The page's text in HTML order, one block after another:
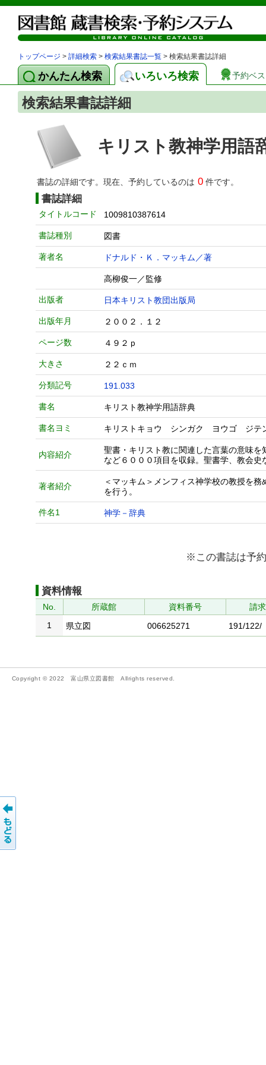
トップページ > 詳細検索 > 検索結果書誌一覧 > 検索結果書誌詳細
かんたん検索 いろいろ検索 予約ベ
検索結果書誌詳細
キリスト教神学用語
書誌の詳細です。現在、予約しているのは 0 件です。
書誌詳細
タイトルコード 1009810387614
書誌種別 図書
著者名 ドナルド・Ｋ．マッキム／著
高柳俊一／監修
出版者 日本キリスト教団出版局
出版年月 ２００２．１２
ページ数 ４９２ｐ
大きさ ２２ｃｍ
分類記号 191.033
書名 キリスト教神学用語辞典
書名ヨミ キリストキョウ シンガク ヨウゴ ジテ
内容紹介
聖書・キリスト教に関連した言葉の意味
など６０００項目を収録。聖書学、教会
著者紹介
＜マッキム＞メンフィス神学校の教授を
を行う。
件名1 神学－辞典
※この書誌は予
資料情報
No. 所蔵館 資料番号
請
1
県立図 006625271 191/122/
Copyright © 2022 富山県立図書館 Allrights reserved.